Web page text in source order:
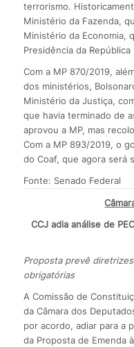
terrorismo.
Ministério da Fazenda,
Ministério da Economia,
Presidência da
Com a MP 870/2019,
dos ministérios,
Ministério da Justiça,
que havia terminado de
aprovou a MP, mas
Com a MP 893/2019, o
do Coaf, que agora será
Fonte: Senado Federal
CCJ adia análise de
Proposta prevê
obrigatórias
A Comissão de
da Câmara dos
por acordo, adiar para a
da Proposta de Emenda